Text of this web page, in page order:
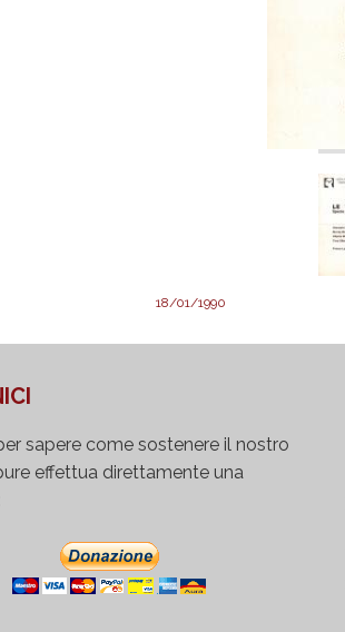
18/01/1990
sapere come sostenere il nostro
effettua direttamente una